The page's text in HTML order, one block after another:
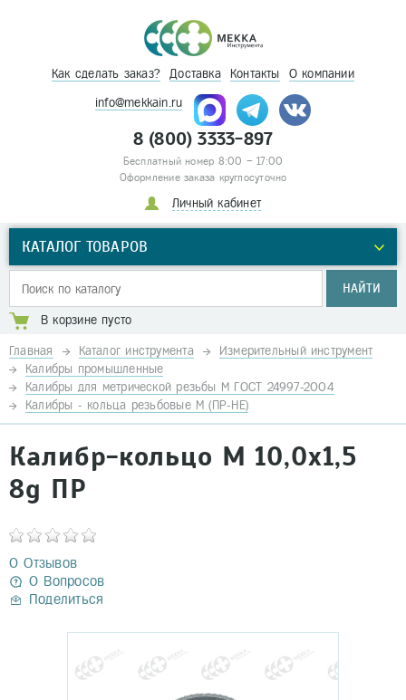
Как сделать заказ? Доставка Контакты О компании
info@mekkain.ru
8 (800) 3333-897
Бесплатный номер 8:00 – 17:00
Оформление заказа круглосуточно
Личный кабинет
КАТАЛОГ ТОВАРОВ
НАЙТИ
В корзине пусто
Главная Каталог инструмента
Измерительный инструмент
Калибры промышленные
Калибры для метрической резьбы М ГОСТ 24997-2004
Калибры - кольца резьбовые М (ПР-НЕ)
Калибр-кольцо М 10,0х1,5
8g ПР
0 Отзывов
0 Вопросов
Поделиться